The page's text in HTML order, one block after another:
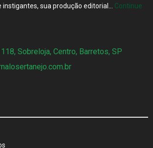
instigantes, sua produção editorial… Continue
Sobreloja, Centro, Barretos, SP